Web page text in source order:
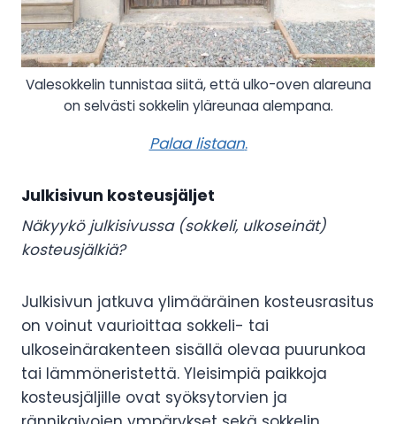
Valesokkelin tunnistaa siitä, että ulko-oven alareuna
on selvästi sokkelin yläreunaa alempana.
Palaa listaan.
Julkisivun kosteusjäljet
Näkyykö julkisivussa (sokkeli, ulkoseinät)
kosteusjälkiä?
Julkisivun jatkuva ylimääräinen kosteusrasitus
on voinut vaurioittaa sokkeli- tai
ulkoseinärakenteen sisällä olevaa puurunkoa
tai lämmöneristettä. Yleisimpiä paikkoja
kosteusjäljille ovat syöksytorvien ja